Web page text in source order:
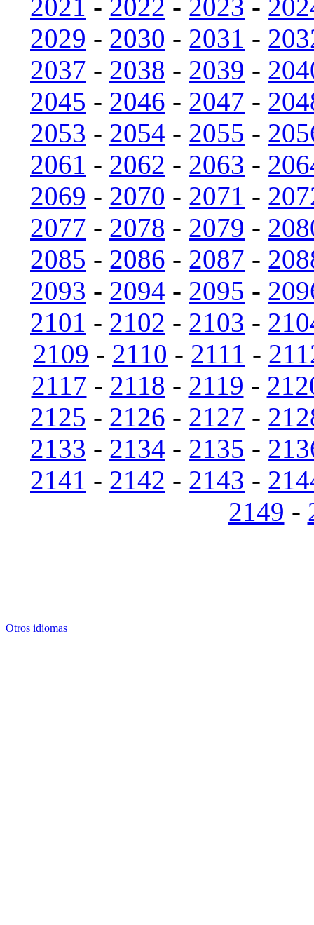
2021 - 2022 - 2023 -
2029 - 2030 - 2031 -
2037 - 2038 - 2039 -
2045 - 2046 - 2047 -
2053 - 2054 - 2055 -
2061 - 2062 - 2063 -
2069 - 2070 - 2071 -
2077 - 2078 - 2079 -
2085 - 2086 - 2087 -
2093 - 2094 - 2095 -
2101 - 2102 - 2103 -
2109 - 2110 - 2111 -
2117 - 2118 - 2119 -
2125 - 2126 - 2127 -
2133 - 2134 - 2135 -
2141 - 2142 - 2143 -
2149 -
Otros idiomas